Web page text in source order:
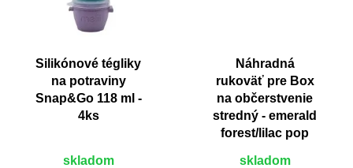
Silikónové tégliky
na potraviny
Snap&Go 118 ml -
4ks
skladom
Náhradná
rukoväť pre Box
na občerstvenie
stredný - emerald
forest/lilac pop
skladom